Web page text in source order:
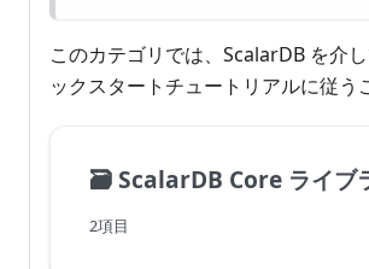
このカテゴリでは、ScalarDB を介
ックスタートチュートリアルに従う
🗃️ScalarDB Core ライブラリを使用してトランザクショ
2項目